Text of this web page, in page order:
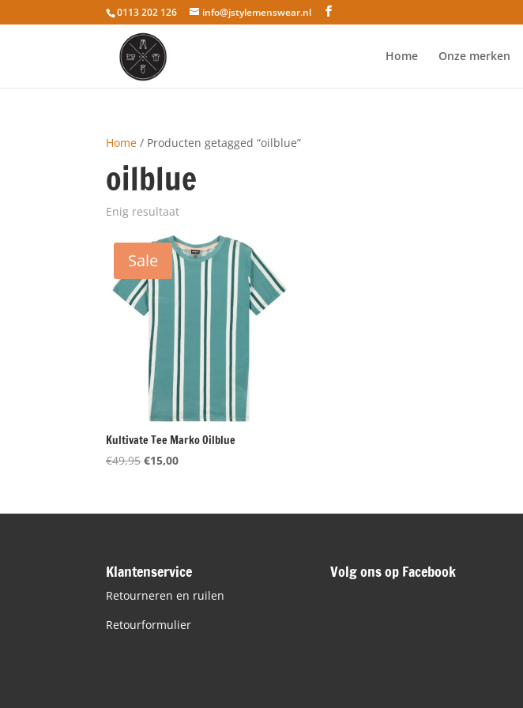
0113 202 126 info@jstylemenswear.nl
Home Onze merken
Home / Producten getagged “oilblue”
oilblue
Enig resultaat
Sale
Kultivate Tee Marko Oilblue
€49,95Oorspronkelijke
€49,95.
€15,00Huidige
€15,00.
Klantenservice
Retourneren en ruilen
Retourformulier
Volg ons op Facebook